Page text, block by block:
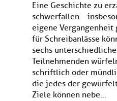
Eine Geschichte zu
schwerfallen –
eigene
für Schreibanlässe
sechs
Teilnehmenden
schriftlich oder
die jedes der
Ziele können nebe...